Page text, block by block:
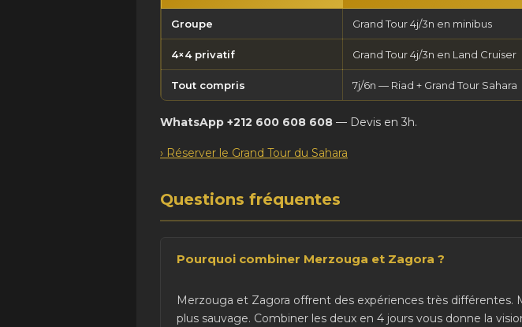
Groupe Grand Tour 4j/3n en minibus
4×4 privatif Grand Tour 4j/3n en Land Cruiser
Tout compris 7j/6n — Riad + Grand Tour Sahara
WhatsApp +212 600 608 608 — Devis en 3h.
› Réserver le Grand Tour du Sahara
Questions fréquentes
Pourquoi combiner Merzouga et Zagora ?
Merzouga et Zagora offrent des expériences très différentes.
plus sauvage. Combiner les deux en 4 jours vous donne la